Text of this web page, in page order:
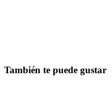
También te puede gustar